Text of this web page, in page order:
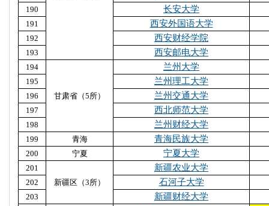
190 长安大学
191 西安外国语大学
192 西安财经学院
193 西安邮电大学
194
甘肃省（5所）
兰州大学
195 兰州理工大学
196 兰州交通大学
197 西北师范大学
198 兰州财经大学
199 青海 青海民族大学
200 宁夏 宁夏大学
201
新疆区（3所）
新疆农业大学
202 石河子大学
203 新疆财经大学